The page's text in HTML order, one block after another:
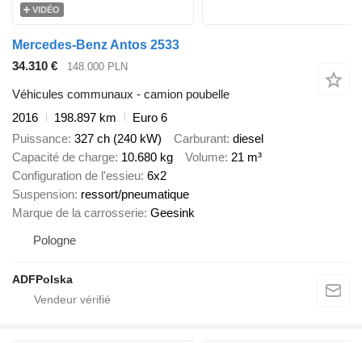
VIDÉO
Mercedes-Benz Antos 2533
34.310 €
148.000 PLN
Véhicules communaux - camion poubelle
2016
198.897 km
Euro 6
Puissance 327 ch (240 kW) Carburant diesel
Capacité de charge 10.680 kg Volume 21 m³
Configuration de l'essieu 6x2
Suspension ressort/pneumatique
Marque de la carrosserie Geesink
Pologne
ADFPolska